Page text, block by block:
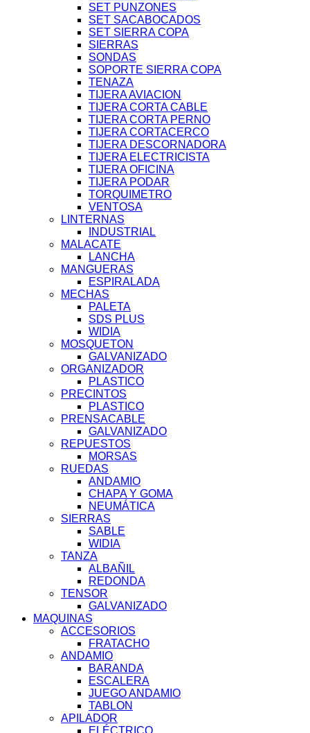
SET PUNZONES
SET SACABOCADOS
SET SIERRA COPA
SIERRAS
SONDAS
SOPORTE SIERRA COPA
TENAZA
TIJERA AVIACION
TIJERA CORTA CABLE
TIJERA CORTA PERNO
TIJERA CORTACERCO
TIJERA DESCORNADORA
TIJERA ELECTRICISTA
TIJERA OFICINA
TIJERA PODAR
TORQUIMETRO
VENTOSA
LINTERNAS
INDUSTRIAL
MALACATE
LANCHA
MANGUERAS
ESPIRALADA
MECHAS
PALETA
SDS PLUS
WIDIA
MOSQUETON
GALVANIZADO
ORGANIZADOR
PLASTICO
PRECINTOS
PLASTICO
PRENSACABLE
GALVANIZADO
REPUESTOS
MORSAS
RUEDAS
ANDAMIO
CHAPA Y GOMA
NEUMÁTICA
SIERRAS
SABLE
WIDIA
TANZA
ALBAÑIL
REDONDA
TENSOR
GALVANIZADO
MAQUINAS
ACCESORIOS
FRATACHO
ANDAMIO
BARANDA
ESCALERA
JUEGO ANDAMIO
TABLON
APILADOR
ELÉCTRICO